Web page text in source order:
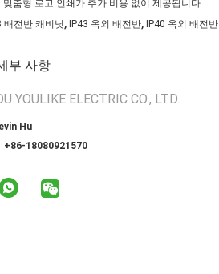
맞춤형 로고 인쇄가 추가 비용 없이 제공됩니다.
배전반 캐비닛, IP43 옥외 배전반, IP40 옥외 배전반
부 사항
YOULIKE ELECTRIC CO., LTD.
Hu
+86-18080921570